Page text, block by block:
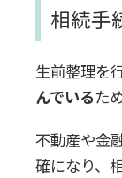
相続手
生前整理を
んでいるた
不動産や金
確になり、